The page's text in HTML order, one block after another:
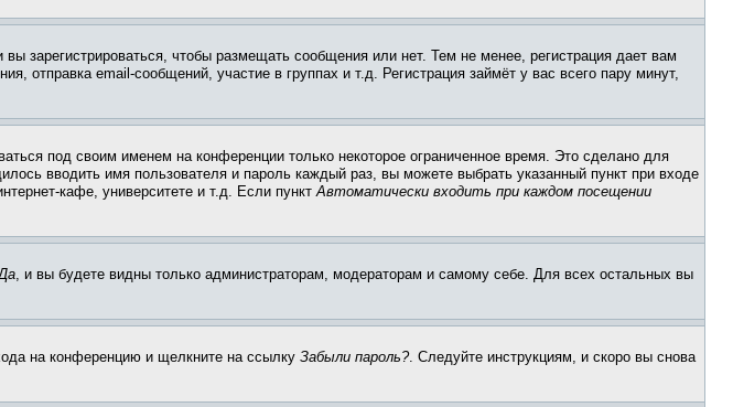
зарегистрироваться, чтобы размещать сообщения или нет. Тем не менее, регистрация дает вам
email-сообщений, участие в группах и т.д. Регистрация займёт у вас всего пару минут,
под своим именем на конференции только некоторое ограниченное время. Это сделано для
вводить имя пользователя и пароль каждый раз, вы можете выбрать указанный пункт при входе
кафе, университете и т.д. Если пунктАвтоматически входить при каждом посещении
, и вы будете видны только администраторам, модераторам и самому себе. Для всех остальных вы
на конференцию и щелкните на ссылку Забыли пароль?. Следуйте инструкциям, и скоро вы снова